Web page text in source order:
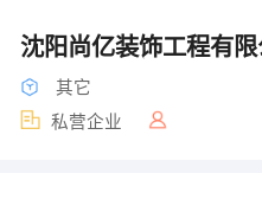
沈阳尚亿装饰工程有限
其它
私营企业